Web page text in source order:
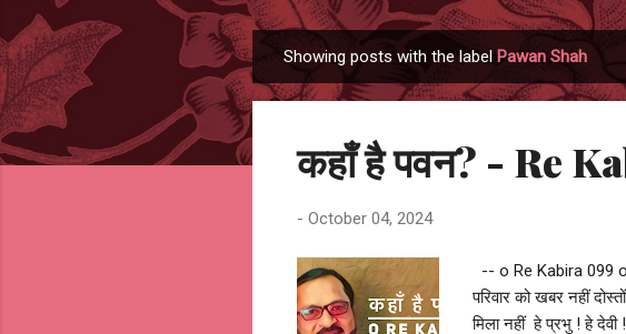
o
Showing posts with the labelPawan Shah
कहाँ है पवन? - Re
- October 04, 2024
-- o Re Kabira 099
परिवार को खबर नहीं
मिला नहीं हे प्रभु ! हे